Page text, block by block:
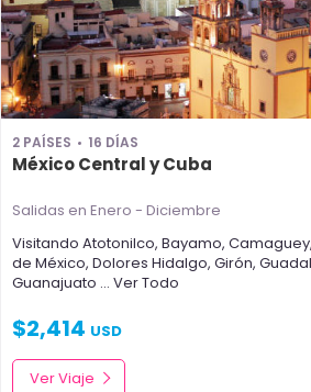
2 PAÍSES 16 DÍAS
México Central y Cuba
Salidas en Enero - Diciembre
Visitando Atotonilco, Bayamo, Camaguey,
de México, Dolores Hidalgo, Girón,
Guanajuato ... Ver Todo
$2,414 USD
Ver Viaje